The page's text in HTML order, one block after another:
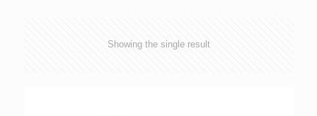
Showing the single result